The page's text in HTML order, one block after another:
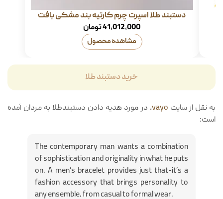
دستبند طلا اسپرت چرم کارتیه بند مشکی بافت
41,012,000تومان
مشاهده محصول
خرید دستبند طلا
به نقل از سایت vayo، در مورد هدیه دادن دستبندطلا به مردان آمده
است:
The contemporary man wants a combination
of sophistication and originality in what he puts
on. A men’s bracelet provides just that-it’s a
fashion accessory that brings personality to
any ensemble, from casual to formal wear.